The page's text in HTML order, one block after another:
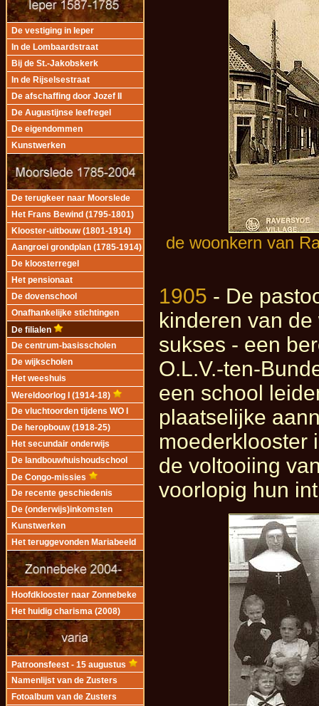
De vestiging in Ieper
In de Lombaardstraat
Bij de St.-Jakobskerk
In de Rijselsestraat
De afschaffing door Jozef II
De Augustijnse leefregel
De eigendommen
Kunstwerken
De terugkeer naar Moorslede
Het Frans Bewind (1795-1801)
Klooster-uitbouw (1801-1914)
Aangroei grondplan (1785-1914)
De kloosterregel
Het pensionaat
De dovenschool
Onafhankelijke stichtingen
De filialen
De centrum-basisscholen
De wijkscholen
Het weeshuis
Wereldoorlog I (1914-18)
De vluchtoorden tijdens WO I
De heropbouw (1918-25)
Het secundair onderwijs
De landbouwhuishoudschool
De Congo-missies
De recente geschiedenis
De (onderwijs)inkomsten
Kunstwerken
Het teruggevonden Mariabeeld
Hoofdklooster naar Zonnebeke
Het huidig charisma (2008)
Patroonsfeest - 15 augustus
Namenlijst van de Zusters
Fotoalbum van de Zusters
de woonkern van
1905 - De
kinderen van
sukses - een
O.L.V.-ten-
een school
plaatselijke
moederklooster
de voltooiing
voorlopig hun